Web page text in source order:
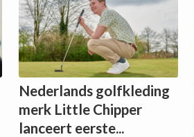
Nederlands golfkleding
merk Little Chipper
lanceert eerste...